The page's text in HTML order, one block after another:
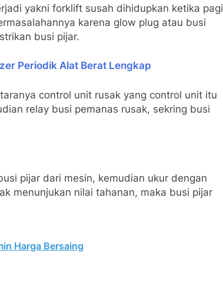
yakni forklift susah dihidupkan ketika pagi
karena glow plug atau busi
busi pijar.
Periodik Alat Berat Lengkap
control unit rusak yang control unit itu
relay busi pemanas rusak, sekring busi
pijar dari mesin, kemudian ukur dengan
menunjukan nilai tahanan, maka busi pijar
Harga Bersaing